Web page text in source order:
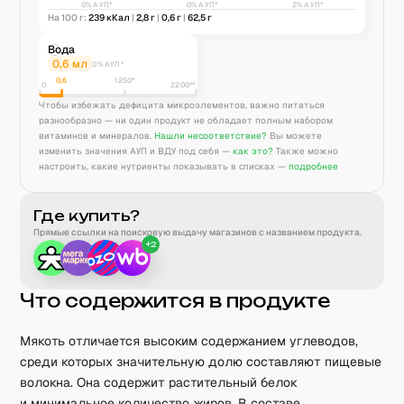
0% АУП* 0% АУП* 2% АУП*
На 100 г: 239кКал | 2,8г | 0,6г | 62,5г
Вода
0,6 мл 0% АУП*
0 0,6 1250* 2200**
Чтобы избежать дефицита микроэлементов, важно питаться
разнообразно — ни один продукт не обладает полным набором
витаминов и минералов. Нашли несоответствие? Вы можете
изменить значения АУП и ВДУ под себя — как это? Также можно
настроить, какие нутриенты показывать в списках — подробнее
Где купить?
Прямые ссылки на поисковую выдачу магазинов с названием продукта.
+2
Что содержится в продукте
Мякоть отличается высоким содержанием углеводов,
среди которых значительную долю составляют пищевые
волокна. Она содержит растительный белок